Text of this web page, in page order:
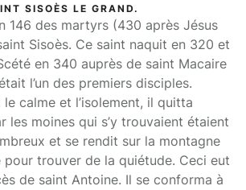
SISOÈS LE GRAND.
146 des martyrs (430 après Jésus
Sisoès. Ce saint naquit en 320 et
en 340 auprès de saint Macaire
l’un des premiers disciples.
calme et l’isolement, il quitta
les moines qui s’y trouvaient étaient
et se rendit sur la montagne
pour trouver de la quiétude. Ceci eut
de saint Antoine. Il se conforma à